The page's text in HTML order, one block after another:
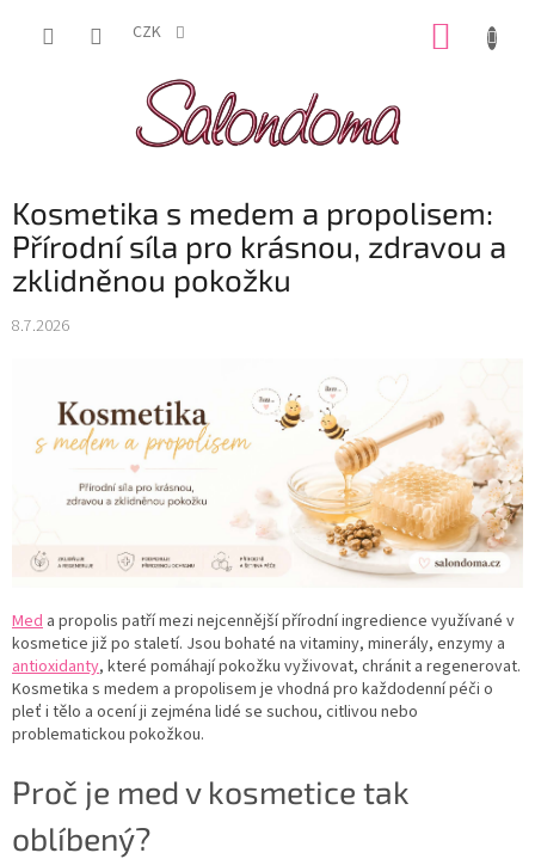
CZK
Kosmetika s medem a propolisem:
Přírodní síla pro krásnou, zdravou a
zklidněnou pokožku
8.7.2026
Med a propolis patří mezi nejcennější přírodní ingredience využívané v
kosmetice již po staletí. Jsou bohaté na vitaminy, minerály, enzymy a
antioxidanty, které pomáhají pokožku vyživovat, chránit a regenerovat.
Kosmetika s medem a propolisem je vhodná pro každodenní péči o
pleť i tělo a ocení ji zejména lidé se suchou, citlivou nebo
problematickou pokožkou.
Proč je med v kosmetice tak
oblíbený?